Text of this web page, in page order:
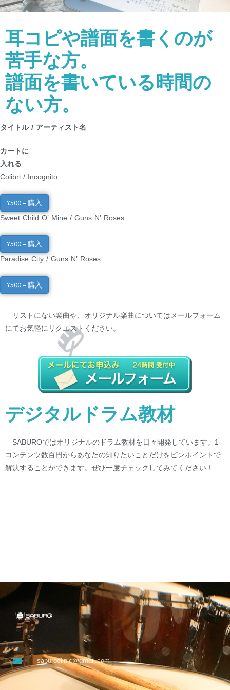
耳コピや譜面を書くのが
苦手な方。
譜面を書いている時間の
ない方。
タイトル / アーティスト名
カートに
入れる
Colibri / Incognito
¥500 – 購入
Sweet Child O’ Mine / Guns N’ Roses
¥500 – 購入
Paradise City / Guns N’ Roses
¥500 – 購入
リストにない楽曲や、オリジナル楽曲についてはメールフォーム
にてお気軽にリクエストください。
デジタルドラム教材
SABUROではオリジナルのドラム教材を日々開発しています。1
コンテンツ数百円からあなたの知りたいことだけをピンポイントで
解決することができます。ぜひ一度チェックしてみてください！
saburoclinic@gmail.com